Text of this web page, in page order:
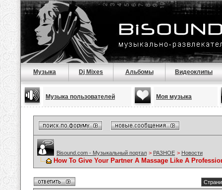
Музыка Dj Mixes Альбомы Видеоклипы
Музыка пользователей Моя музыка
Bisound.com - Музыкальный портал > РАЗНОЕ > Новости
How To Give Your Partner A Massage Like A